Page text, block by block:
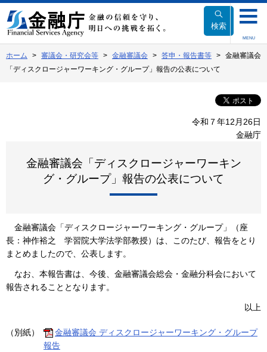
文
へ
動
検索
MENU
ホーム 審議会・研究会等 金融審議会 答申・報告書等
金融審議会
「ディスクロージャーワーキング・グループ」報告の公表について
令和７年12月26日
金融庁
金融審議会「ディスクロージャーワーキン
グ・グループ」報告の公表について
金融審議会「ディスクロージャーワーキング・グループ」（座
長：神作裕之 学習院大学法学部教授）は、このたび、報告をとり
まとめましたので、公表します。
なお、本報告書は、今後、金融審議会総会・金融分科会において
報告されることとなります。
以上
（別紙）
金融審議会 ディスクロージャーワーキング・グループ
報告